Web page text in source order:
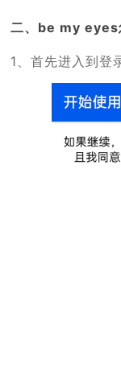
二、be my eyes
1、首先进入到登